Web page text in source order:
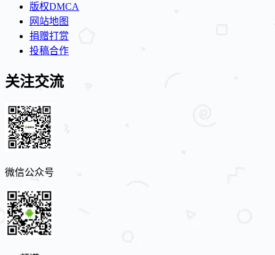
版权DMCA
网站地图
捐赠打赏
投稿合作
关注交流
微信公众号